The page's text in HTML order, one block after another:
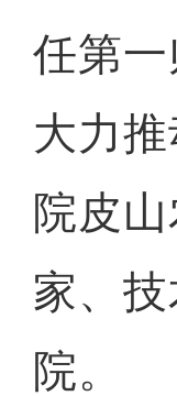
任第
大力
院皮
家、
院。